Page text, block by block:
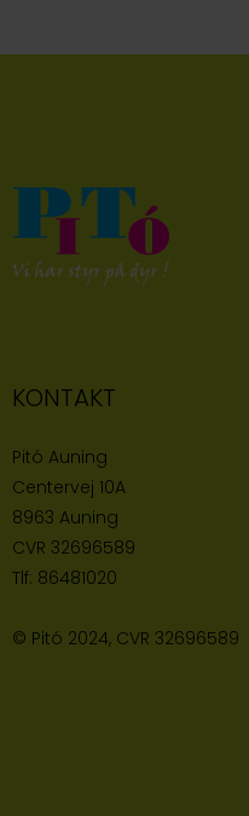
KONTAKT
Pitó Auning
Centervej 10A
8963 Auning
CVR 32696589
Tlf: 86481020
© Pitó 2024, CVR 32696589